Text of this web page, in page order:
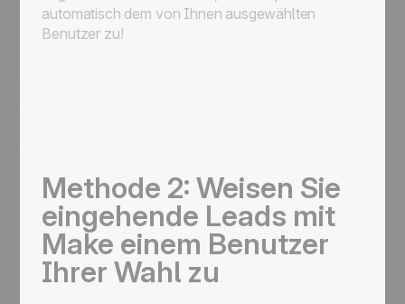
automatisch dem von Ihnen ausgewählten
Benutzer zu!
Methode 2: Weisen Sie
eingehende Leads mit
Make einem Benutzer
Ihrer Wahl zu